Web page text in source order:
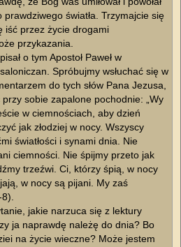
światła. Trzymajcie się
iść przez życie drogami
przykazania.
o tym Apostoł Paweł w
Spróbujmy wsłuchać się w
do tych słów Pana Jezusa,
sobie zapalone pochodnie: „Wy
w ciemnościach, aby dzień
jak złodziej w nocy. Wszyscy
światłości i synami dnia. Nie
ciemności. Nie śpijmy przeto jak
trzeźwi. Ci, którzy śpią, w nocy
w nocy są pijani. My zaś
8).
jakie narzuca się z lektury
ja naprawdę należę do dnia? Bo
na życie wieczne? Może jestem